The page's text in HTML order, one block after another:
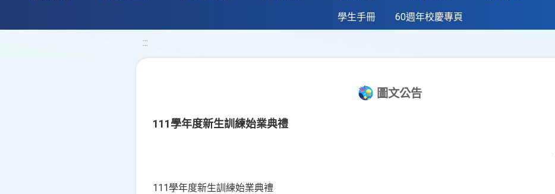
學生手冊 60週年校慶專頁
:::
圖文公告
111學年度新生訓練始業典禮
111學年度新生訓練始業典禮